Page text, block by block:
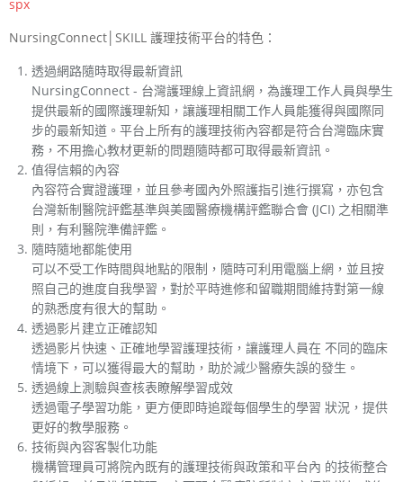
spx
NursingConnect│SKILL 護理技術平台的特色：
透過網路隨時取得最新資訊
NursingConnect - 台灣護理線上資訊網，為護理工作人員與學生
提供最新的國際護理新知，讓護理相關工作人員能獲得與國際同
步的最新知道。平台上所有的護理技術內容都是符合台灣臨床實
務，不用擔心教材更新的問題隨時都可取得最新資訊。
值得信賴的內容
內容符合實證護理，並且參考國內外照護指引進行撰寫，亦包含
台灣新制醫院評鑑基準與美國醫療機構評鑑聯合會 (JCI) 之相關準
則，有利醫院準備評鑑。
隨時隨地都能使用
可以不受工作時間與地點的限制，隨時可利用電腦上網，並且按
照自己的進度自我學習，對於平時進修和留職期間維持對第一線
的熟悉度有很大的幫助。
透過影片建立正確認知
透過影片快速、正確地學習護理技術，讓護理人員在 不同的臨床
情境下，可以獲得最大的幫助，助於減少醫療失誤的發生。
透過線上測驗與查核表瞭解學習成效
透過電子學習功能，更方便即時追蹤每個學生的學習 狀況，提供
更好的教學服務。
技術與內容客製化功能
機構管理員可將院內既有的護理技術與政策和平台內 的技術整合